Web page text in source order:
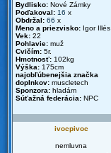
Bydlisko: Nové Zámky
Poďakoval: 16 x
Obdržal: 66 x
Meno a priezvisko: Igor Illés
Vek: 22
Pohlavie: muž
Cvičím: 5r.
Hmotnosť: 102kg
Výška: 175cm
najobľúbenejšia značka
doplnkov: muscletech
Sponzora: hladám
Súťažná federácia: NPC
ivocpivoc
nemluvna